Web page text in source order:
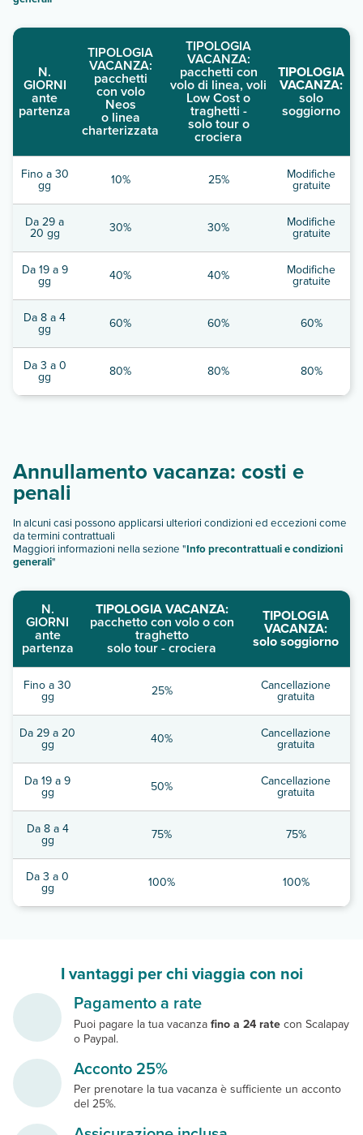
N.
GIORNI
ante
partenza
TIPOLOGIA
VACANZA:
pacchetti
con volo
Neos
o linea
charterizzata
TIPOLOGIA
VACANZA:
pacchetti con
volo di linea, voli
Low Cost o
traghetti -
solo tour o
crociera
TIPOLOGIA
VACANZA:
solo
soggiorno
Fino a 30
gg 10% 25% Modifiche
gratuite
Da 29 a
20 gg 30% 30% Modifiche
gratuite
Da 19 a 9
gg 40% 40% Modifiche
gratuite
Da 8 a 4
gg 60% 60% 60%
Da 3 a 0
gg 80% 80% 80%
Annullamento vacanza: costi e
penali
In alcuni casi possono applicarsi ulteriori condizioni ed eccezioni come
da termini contrattuali
Maggiori informazioni nella sezione "Info precontrattuali e condizioni
generali"
N.
GIORNI
ante
partenza
TIPOLOGIA VACANZA:
pacchetto con volo o con
traghetto
solo tour - crociera
TIPOLOGIA
VACANZA:
solo soggiorno
Fino a 30
gg 25% Cancellazione
gratuita
Da 29 a 20
gg 40% Cancellazione
gratuita
Da 19 a 9
gg 50% Cancellazione
gratuita
Da 8 a 4
gg 75% 75%
Da 3 a 0
gg 100% 100%
I vantaggi per chi viaggia con noi
Pagamento a rate
Puoi pagare la tua vacanza fino a 24 rate con Scalapay
o Paypal.
Acconto 25%
Per prenotare la tua vacanza è sufficiente un acconto
del 25%.